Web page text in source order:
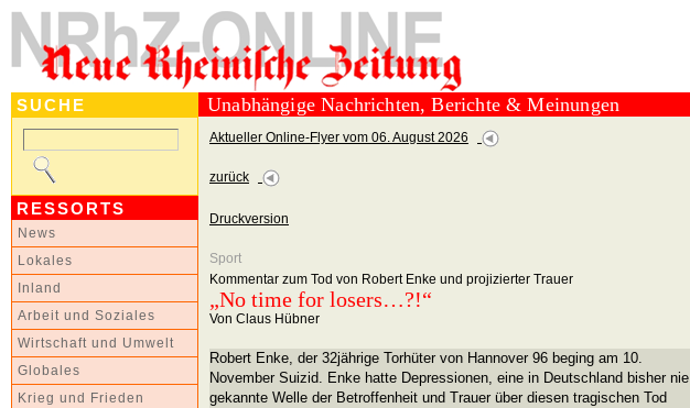
SUCHE
RESSORTS
News
Lokales
Inland
Arbeit und Soziales
Wirtschaft und Umwelt
Globales
Krieg und Frieden
Unabhängige Nachrichten, Berichte & Meinungen
Aktueller Online-Flyer vom 06. August 2026
zurück
Druckversion
Sport
Kommentar zum Tod von Robert Enke und projizierter Trauer
„No time for losers…?!“
Von Claus Hübner
Robert Enke, der 32jährige Torhüter von Hannover 96 beging am 10.
November Suizid. Enke hatte Depressionen, eine in Deutschland bisher nie
gekannte Welle der Betroffenheit und Trauer über diesen tra­gischen Tod